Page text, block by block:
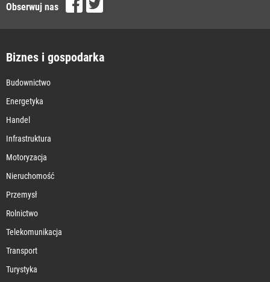
Obserwuj nas
Biznes i gospodarka
Budownictwo
Energetyka
Handel
Infrastruktura
Motoryzacja
Nieruchomość
Przemysł
Rolnictwo
Telekomunikacja
Transport
Turystyka